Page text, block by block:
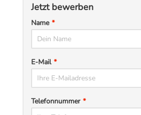
Jetzt bewerben
Name *
E-Mail *
Telefonnummer *